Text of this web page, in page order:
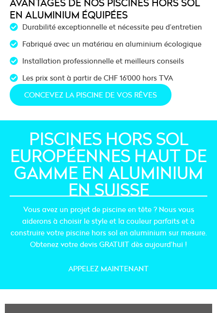
EN ALUMINIUM ÉQUIPÉES
Durabilité exceptionnelle et nécessite peu d’entretien
Fabriqué avec un matériau en aluminium écologique
Installation professionnelle et meilleurs conseils
Les prix sont à partir de CHF 16'000 hors TVA
CONCEVEZ LA PISCINE DE VOS RÊVES
PISCINES HORS SOL
EUROPÉENNES HAUT DE
GAMME EN ALUMINIUM
EN SUISSE
Vous avez un projet de piscine en tête ? Nous vous
aiderons à choisir le style et la couleur parfaits et à
construire votre piscine hors sol en aluminium sur mesure.
Obtenez votre devis GRATUIT dès aujourd’hui !
APPELEZ MAINTENANT